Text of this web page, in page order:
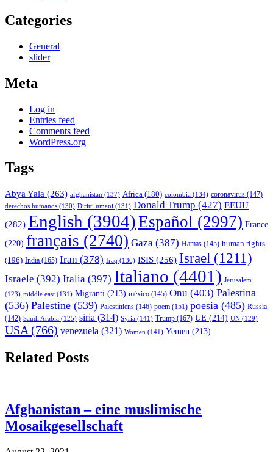
Categories
General
slider
Meta
Log in
Entries feed
Comments feed
WordPress.org
Tags
Abya Yala (263) afghanistan (137) Africa (180) colombia (134) coronavirus (147)
derechos humanos (130) Diritti umani (131) Donald Trump (427) EEUU
(282) English (3904)Español (2997) France
(220) français (2740) Gaza (387) Hamas (145) human rights
(196) India (165) Iran (378) Iraq (136) ISIS (256) Israel (1211)
Israele (392) Italia (397) Italiano (4401) Jerusalem
(123) middle east (131) Migranti (213) méxico (145) Onu (403) Palestina
(536) Palestine (539) Palestiniens (146) poem (151) poesia (485) Russia
(142) Saudi Arabia (125) siria (314) Syria (141) Trump (167) UE (214) UN (129)
USA (766) venezuela (321) Women (141) Yemen (213)
Related Posts
Afghanistan – eine muslimische
Mosaikgesellschaft